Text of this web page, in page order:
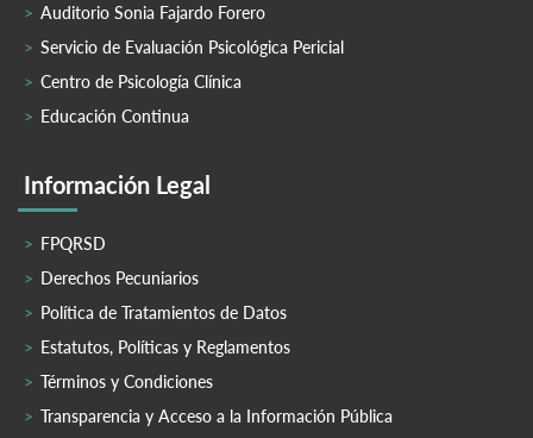
Auditorio Sonia Fajardo Forero
Servicio de Evaluación Psicológica Pericial
Centro de Psicología Clínica
Educación Continua
Información Legal
FPQRSD
Derechos Pecuniarios
Política de Tratamientos de Datos
Estatutos, Políticas y Reglamentos
Términos y Condiciones
Transparencia y Acceso a la Información Pública